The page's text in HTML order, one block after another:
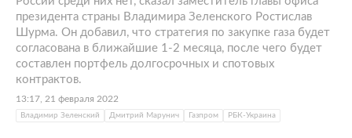
президента страны Владимира Зеленского Ростислав
Шурма. Он добавил, что стратегия по закупке газа будет
согласована в ближайшие 1-2 месяца, после чего будет
составлен портфель долгосрочных и спотовых
контрактов.
13:17, 21 февраля 2022
Владимир Зеленский Дмитрий Марунич Газпром РБК-Украина